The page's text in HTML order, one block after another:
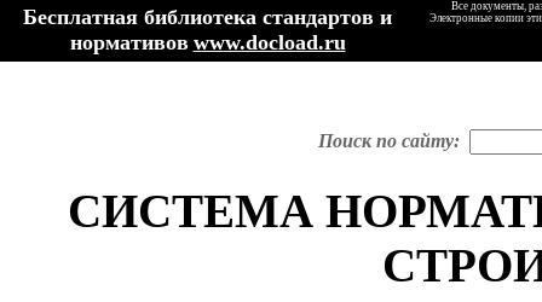
Бесплатная библиотека стандартов и
нормативов www.docload.ru
Все документы,
Электронные копии
Поиск по сайту:
СИСТЕМА